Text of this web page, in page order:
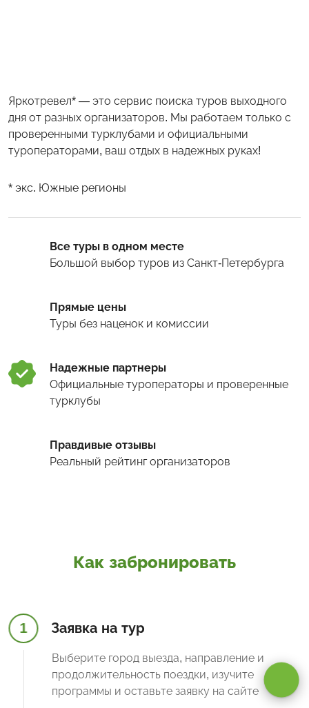
Яркотревел* — это сервис поиска туров выходного
дня от разных организаторов. Мы работаем только с
проверенными турклубами и официальными
туроператорами, ваш отдых в надежных руках!
* экс. Южные регионы
Все туры в одном месте
Большой выбор туров из Санкт-Петербурга
Прямые цены
Туры без наценок и комиссии
Надежные партнеры
Официальные туроператоры и проверенные
турклубы
Правдивые отзывы
Реальный рейтинг организаторов
Как забронировать
1 Заявка на тур
Выберите город выезда, направление и
продолжительность поездки, изучите
программы и оставьте заявку на сайте
Оставаясь на сайте, вы даетесогласие на обработку cookie и
персональных данных
Принимаю